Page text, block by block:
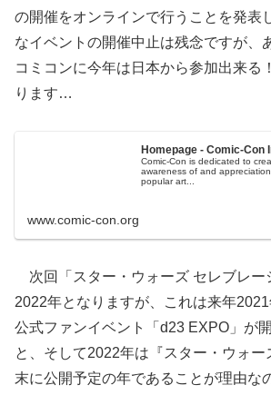
の開催をオンラインで行うことを発表
なイベントの開催中止は残念ですが、
コミコンに今年は日本から参加出来る
ります…
Homepage - Comic-Con
Comic-Con is dedicated to
awareness of and
popular art...
www.comic-con.org
次回「スター・ウォーズ セレブレー
2022年となりますが、これは来年
公式ファンイベント「d23 EXPO」が
と、そして2022年は『スター・ウォ
末に公開予定の年であることが理由な